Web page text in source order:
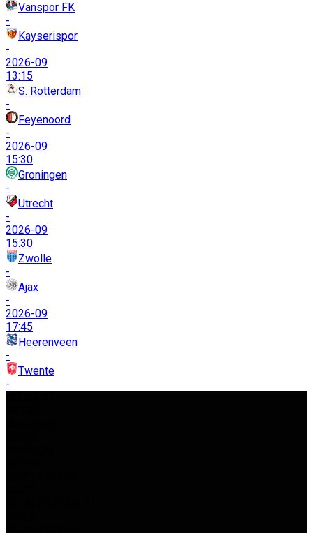
Vanspor FK
-
Kayserispor
-
2026-09
13:15
S. Rotterdam
-
Feyenoord
-
2026-09
15:30
Groningen
-
Utrecht
-
2026-09
15:30
Zwolle
-
Ajax
-
2026-09
17:45
Heerenveen
-
Twente
-